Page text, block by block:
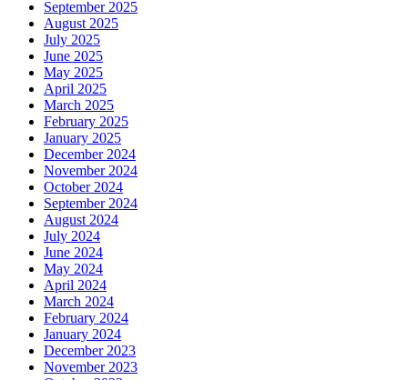
September 2025
August 2025
July 2025
June 2025
May 2025
April 2025
March 2025
February 2025
January 2025
December 2024
November 2024
October 2024
September 2024
August 2024
July 2024
June 2024
May 2024
April 2024
March 2024
February 2024
January 2024
December 2023
November 2023